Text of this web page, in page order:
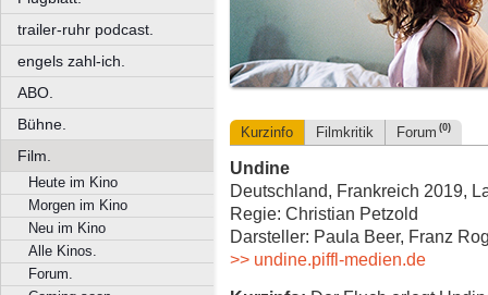
trailer-ruhr podcast.
engels zahl-ich.
ABO.
Bühne.
Film.
Heute im Kino
Morgen im Kino
Neu im Kino
Alle Kinos.
Forum.
Kurzinfo Filmkritik Forum (0)
Undine
Deutschland, Frankreich 2019,
Regie: Christian Petzold
Darsteller: Paula Beer, Franz
>> undine.piffl-medien.de